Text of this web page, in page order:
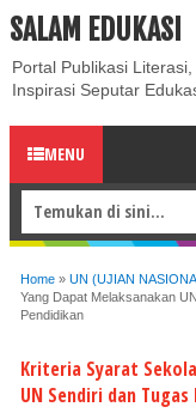
ABOUT CONTACT US
SALAM EDUKASI
Portal Publikasi
Inspirasi Seputar
MENU
Home » UN (UJIAN
Yang Dapat Melaksanakan
Pendidikan
Kriteria Syarat
UN Sendiri dan